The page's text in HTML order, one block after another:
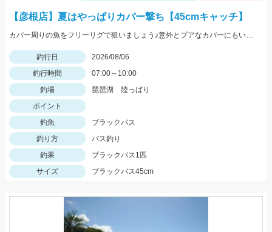
【彦根店】夏はやっぱりカバー撃ち【45cmキャッチ】
カバー周りの魚をフリーリグで狙いましょう♪意外とプアなカバーにもいますよ♪
釣行日
2026/08/06
釣行時間
07:00～10:00
釣場
琵琶湖 陸っぱり
ポイント
釣魚
ブラックバス
釣り方
バス釣り
釣果
ブラックバス1匹
サイズ
ブラックバス45cm